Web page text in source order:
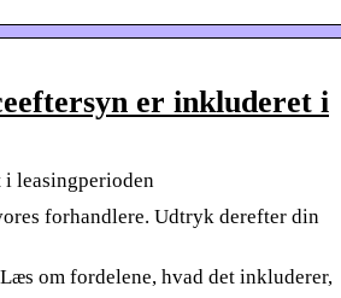
er inkluderet i
leasingperioden
forhandlere. Udtryk derefter din
om fordelene, hvad det inkluderer,